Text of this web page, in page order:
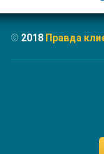
© 2018 Правда